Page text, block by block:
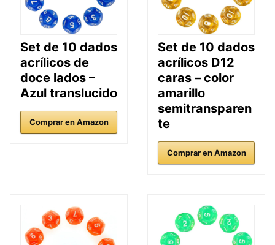
Set de 10 dados
acrílicos de
doce lados –
Azul translucido
Comprar en Amazon
Set de 10 dados
acrílicos D12
caras – color
amarillo
semitransparen
te
Comprar en Amazon